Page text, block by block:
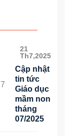
21
Th7,2025
Cập nhật
tin tức
Giáo dục
mầm non
tháng
07/2025